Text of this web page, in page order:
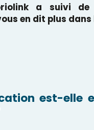
a suivi de
en dit plus dans
est-elle